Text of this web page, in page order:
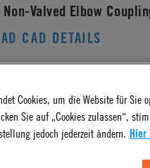
Valved Elbow
CAD DETAILS
Finish
Cookies, um die Website für
Sie auf „Cookies zulassen“,
jedoch jederzeit ändern. Hier